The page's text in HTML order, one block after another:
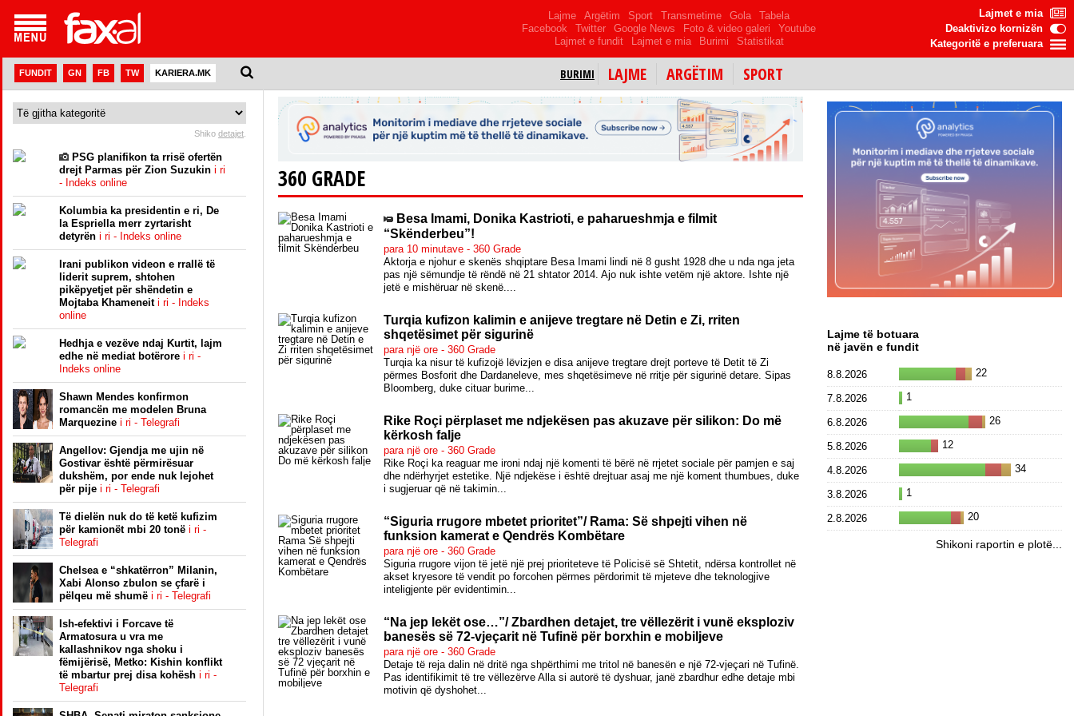
Lajme Argëtim Sport Transmetime Gola
Tabela
Facebook
Twitter Google News Foto & video galeri
Youtube
Lajmet e fundit
Lajmet e mia Burimi Statistikat
Lajmet e mia
Deaktivizo kornizën
Kategoritë e preferuara
FUNDIT GN FB TW KARIERA.MK BURIMI LAJME ARGËTIM SPORT
Shiko detajet
PSG planifikon ta rrisë ofertën
drejt Parmas për Zion Suzukin i ri
- Indeks online
Kolumbia ka presidentin e ri, De
la Espriella merr zyrtarisht
detyrën i ri - Indeks online
Irani publikon videon e rrallë të
liderit suprem, shtohen
pikëpyetjet për shëndetin e
Mojtaba Khameneit i ri - Indeks
online
Hedhja e vezëve ndaj Kurtit, lajm
edhe në mediat botërore i ri -
Indeks online
Shawn Mendes konfirmon
romancën me modelen Bruna
Marquezine i ri - Telegrafi
Angellov: Gjendja me ujin në
Gostivar është përmirësuar
dukshëm, por ende nuk lejohet
për pije i ri - Telegrafi
Të dielën nuk do të ketë kufizim
për kamionët mbi 20 tonë i ri -
Telegrafi
Chelsea e “shkatërron” Milanin,
Xabi Alonso zbulon se çfarë i
pëlqeu më shumë i ri - Telegrafi
Ish-efektivi i Forcave të
Armatosura u vra me
kallashnikov nga shoku i
fëmijërisë, Metko: Kishin konflikt
të mbartur prej disa kohësh i ri -
Telegrafi
360 GRADE
Besa Imami, Donika Kastrioti, e paharueshmja e filmit
“Skënderbeu”!
para 10 minutave - 360 Grade
Aktorja e njohur e skenës shqiptare Besa Imami lindi në 8 gusht 1928 dhe u nda nga jeta
pas një sëmundje të rëndë në 21 shtator 2014. Ajo nuk ishte vetëm një aktore. Ishte një
jetë e mishëruar në skenë....
Turqia kufizon kalimin e anijeve tregtare në Detin e Zi, rriten
shqetësimet për sigurinë
para një ore - 360 Grade
Turqia ka nisur të kufizojë lëvizjen e disa anijeve tregtare drejt porteve të Detit të Zi
përmes Bosforit dhe Dardaneleve, mes shqetësimeve në rritje për sigurinë detare. Sipas
Bloomberg, duke cituar burime...
Rike Roçi përplaset me ndjekësen pas akuzave për silikon: Do më
kërkosh falje
para një ore - 360 Grade
Rike Roçi ka reaguar me ironi ndaj një komenti të bërë në rrjetet sociale për pamjen e saj
dhe ndërhyrjet estetike. Një ndjekëse i është drejtuar asaj me një koment thumbues, duke
i sugjeruar që në takimin...
“Siguria rrugore mbetet prioritet”/ Rama: Së shpejti vihen në
funksion kamerat e Qendrës Kombëtare
para një ore - 360 Grade
Siguria rrugore vijon të jetë një prej prioriteteve të Policisë së Shtetit, ndërsa kontrollet në
akset kryesore të vendit po forcohen përmes përdorimit të mjeteve dhe teknologjive
inteligjente për evidentimin...
“Na jep lekët ose…”/ Zbardhen detajet, tre vëllezërit i vunë eksploziv
banesës së 72-vjeçarit në Tufinë për borxhin e mobiljeve
para një ore - 360 Grade
Detaje të reja dalin në dritë nga shpërthimi me tritol në banesën e një 72-vjeçari në Tufinë.
Pas identifikimit të tre vëllezërve Alla si autorë të dyshuar, janë zbardhur edhe detaje mbi
motivin që dyshohet...
Lajme të botuara
në javën e fundit
8.8.2026 22
7.8.2026 1
6.8.2026 26
5.8.2026 12
4.8.2026 34
3.8.2026 1
2.8.2026 20
Shikoni raportin e plotë...